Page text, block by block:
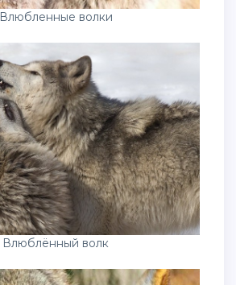
Влюбленные волки
Влюблённый волк